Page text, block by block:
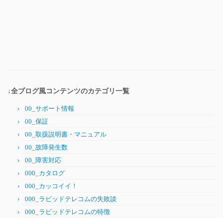
↓全ブログ風コンテンツのカテゴリ一覧
00_サポート情報
00_保証
00_取扱説明書・マニュアル
00_故障発生数
00_障害対応
000_カタログ
000_カッコイイ！
000_ラピッドテレコムの失敗談
000_ラピッドテレコムの特徴